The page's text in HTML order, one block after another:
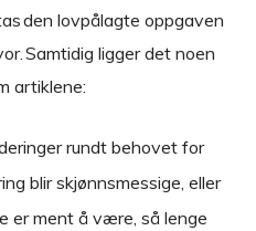
den lovpålagte oppgaven
Samtidig ligger det noen
artiklene:
rundt behovet for
blir skjønnsmessige, eller
er ment å være, så lenge